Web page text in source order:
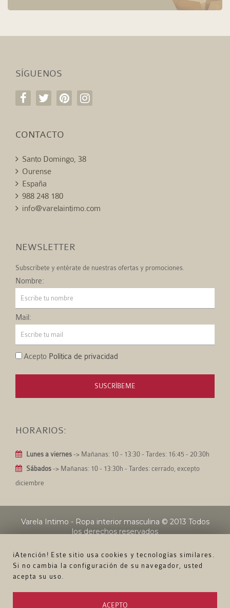
¡Atención! Este sitio usa cookies y tecnologías similares.
Si no cambia la configuración de su navegador, usted
acepta su uso.
ACEPTO
SÍGUENOS
CONTACTO
Santo Domingo, 38
Ourense
España
988 248 180
info@varelaintimo.com
NEWSLETTER
Subscríbete y entérate de nuestras ofertas y promociones.
Nombre:
Mail:
Acepto Política de privacidad
SUSCRÍBEME
HORARIOS:
Lunes a viernes -> Mañanas: 10 - 13:30 - Tardes: 16:45 - 20:30h
Sábados -> Mañanas: 10 - 13:30h - Tardes: cerrado, excepto
diciembre
Varela Intimo - Ropa interior masculina © 2013 Todos
los derechos reservados